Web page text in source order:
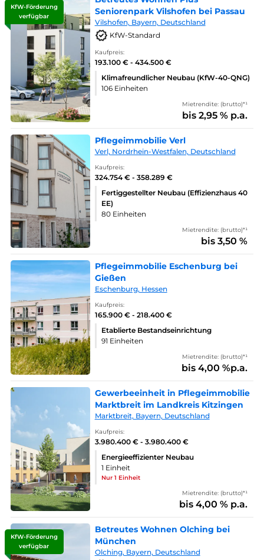
KfW-Förderung
verfügbar
Seniorenpark Vilshofen bei Passau
Vilshofen, Bayern, Deutschland
KfW-Standard
Kaufpreis:
193.100 € - 434.500 €
Klimafreundlicher Neubau (KfW-40-QNG)
106 Einheiten
Mietrendite: (brutto)*¹
bis 2,95 % p.a.
Pflegeimmobilie Verl
Verl, Nordrhein-Westfalen, Deutschland
Kaufpreis:
324.754 € - 358.289 €
Fertiggestellter Neubau (Effizienzhaus 40
EE)
80 Einheiten
Mietrendite: (brutto)*¹
bis 3,50 %
Pflegeimmobilie Eschenburg bei
Gießen
Eschenburg, Hessen
Kaufpreis:
165.900 € - 218.400 €
Etablierte Bestandseinrichtung
91 Einheiten
Mietrendite: (brutto)*¹
bis 4,00 %p.a.
Gewerbeeinheit in Pflegeimmobilie
Marktbreit im Landkreis Kitzingen
Marktbreit, Bayern, Deutschland
Kaufpreis:
3.980.400 € - 3.980.400 €
Energieeffizienter Neubau
1 Einheit
Nur 1 Einheit
Mietrendite: (brutto)*¹
bis 4,00 % p.a.
KfW-Förderung
verfügbar
Betreutes Wohnen Olching bei
München
Olching, Bayern, Deutschland